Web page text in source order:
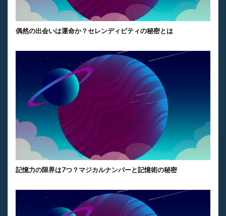
偶然の出会いは運命か？セレンディピティの秘密とは
記憶力の限界は7つ？マジカルナンバーと記憶術の秘密